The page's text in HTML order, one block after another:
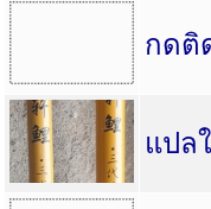
กดติ
แปล